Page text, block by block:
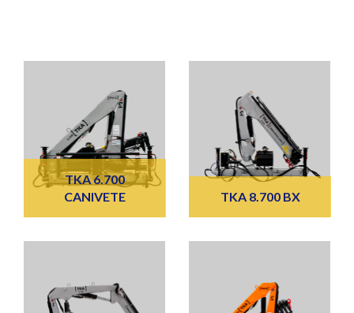
TKA 6.700
CANIVETE
TKA 8.700 BX